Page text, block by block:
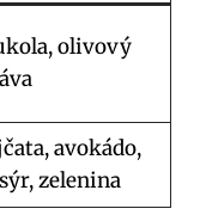
olivový
avokádo,
zelenina